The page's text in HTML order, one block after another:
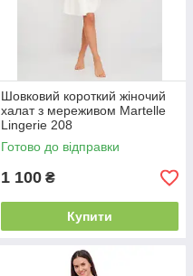
Шовковий короткий жіночий
халат з мереживом Martelle
Lingerie 208
Готово до відправки
1 100 ₴
Купити